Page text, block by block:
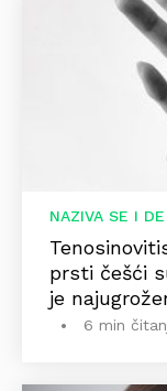
NAZIVA SE I
prsti češći
je
6 min